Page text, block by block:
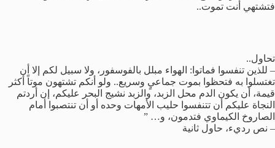
فتشتهي أنت تموت..
تحاول..
– للذين تنفسوا فماتوا: الهواء مبلل بالفوسفور، ولا سبيل لكم إلا أن
تغتسلوا به فتحظوا بموت جماعيٍ وسريع.. ولو أنكم تشتهون موتاً أكثر
قيمة، أن يكون الدم محل الزبد، والزبد نشيج البحر عليكم، إن أردتم
النجاة عليكم أن تتنفسوا حليب الأمهات وحده أو أن تنتصبوا أمام
الصاروخ الكيماوي فتدمون، و… ”
– نص رديء، حاول ثانية